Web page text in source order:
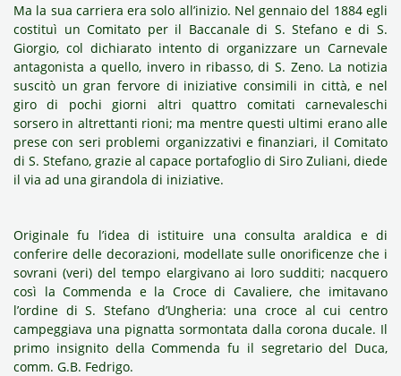
Ma la sua carriera era solo all’inizio. Nel gennaio del 1884 egli
costituì un Comitato per il Baccanale di S. Stefano e di S.
Giorgio, col dichiarato intento di organizzare un Carnevale
antagonista a quello, invero in ribasso, di S. Zeno. La notizia
suscitò un gran fervore di iniziative consimili in città, e nel
giro di pochi giorni altri quattro comitati carnevaleschi
sorsero in altrettanti rioni; ma mentre questi ultimi erano alle
prese con seri problemi organizzativi e finanziari, il Comitato
di S. Stefano, grazie al capace portafoglio di Siro Zuliani, diede
il via ad una girandola di iniziative.
Originale fu l’idea di istituire una consulta araldica e di
conferire delle decorazioni, modellate sulle onorificenze che i
sovrani (veri) del tempo elargivano ai loro sudditi; nacquero
così laCommenda e la Croce di Cavaliere, che imitavano
l’ordine di S. Stefano d’Ungheria: una croce al cui centro
campeggiava una pignatta sormontata dalla corona ducale. Il
primo insignito della Commenda fu il segretario del Duca,
comm. G.B. Fedrigo.